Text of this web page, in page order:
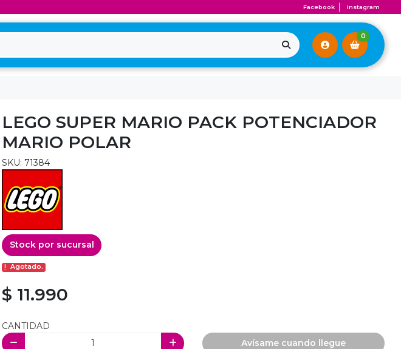
Facebook Instagram
0
LEGO SUPER MARIO PACK POTENCIADOR
MARIO POLAR
SKU: 71384
Stock por sucursal
Agotado.
$ 11.990
CANTIDAD
Avísame cuando llegue